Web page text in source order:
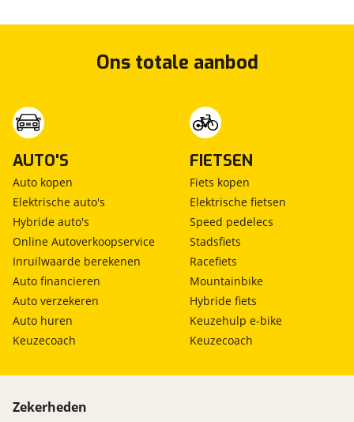
Ons totale aanbod
AUTO'S
Auto kopen
Elektrische auto's
Hybride auto's
Online Autoverkoopservice
Inruilwaarde berekenen
Auto financieren
Auto verzekeren
Auto huren
Keuzecoach
FIETSEN
Fiets kopen
Elektrische fietsen
Speed pedelecs
Stadsfiets
Racefiets
Mountainbike
Hybride fiets
Keuzehulp e-bike
Keuzecoach
Zekerheden